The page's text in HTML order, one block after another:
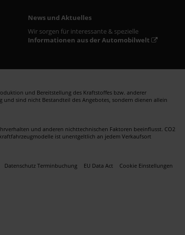
News und Aktuelles
Wir sorgen für interessante & spezielle
Informationen aus der Automobilwelt
und Bereitstellung des Kraftstoffes bzw. anderer
und sind nicht Bestandteil des Angebotes, sondern dienen allein
und anderen nichttechnischen Faktoren beeinflusst. CO2
ist unentgeltlich an jedem Verkaufsort
Datenschutz Terminbuchung EU Data Act Cookie Einstellungen